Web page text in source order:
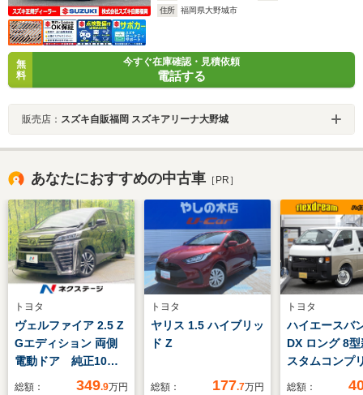
住所
福岡県大野城市
無
料
今すぐ在庫確認・見積依頼
電話する
販売店： スズキ自販福岡 スズキアリーナ大野城
あなたにおすすめの中古車 ［PR］
トヨタ
ヴェルファイア 2.5 Z
Gエディション 両側
電動ドア 純正10型
ナビ 後席モニター
総額： 349.9万円
トヨタ
ヤリス 1.5 ハイブリッ
ド Z
総額： 177.7万円
トヨタ
ハイエースバ
DX ロング 8
スタムコンプ
ー FD-
総額：